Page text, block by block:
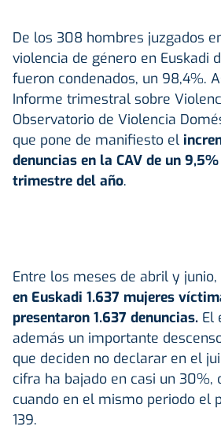
De los 308 hombres juzgados
violencia de género en Euskadi
fueron condenados, un 98,4%.
Informe trimestral sobre
Observatorio de Violencia
que pone de manifiesto el
denuncias en la CAV de un
trimestre del año.
Entre los meses de abril y junio,
en Euskadi 1.637 mujeres
presentaron 1.637 denuncias. El
además un importante
que deciden no declarar en el
cifra ha bajado en casi un 30%,
cuando en el mismo periodo el
139.